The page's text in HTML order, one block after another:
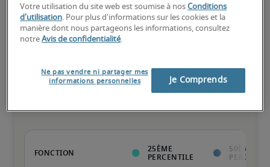
Salaires estimés pour des
postes similaires
Votre utilisation du site web est soumise à nosConditions
d'utilisation. Pour plus d'informations sur les cookies et la
manière dont nous partageons les informations, consultez
notreAvis de confidentialité.
Ne pas vendre ni partager mes
informations personnelles
Je Comprends